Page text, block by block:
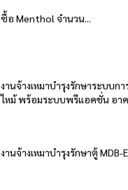
ซื้อ Menthol จำนวน...
งานจ้างเหมาบำรุงรักษาระบบกา
ไหม้ พร้อมระบบพรีแอคชั่น อาค
งานจ้างเหมาบำรุงรักษาตู้ MDB-